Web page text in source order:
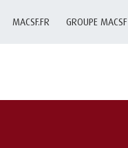
MACSF.FR GROUPE MACSF